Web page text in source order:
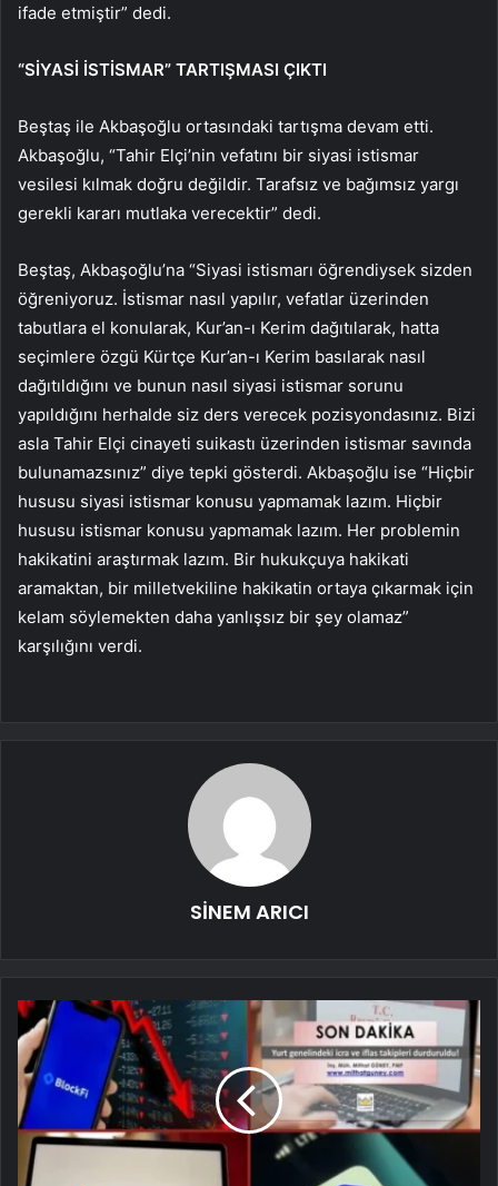
ifade etmiştir” dedi.
“SİYASİ İSTİSMAR” TARTIŞMASI ÇIKTI
Beştaş ile Akbaşoğlu ortasındaki tartışma devam etti.
Akbaşoğlu, “Tahir Elçi’nin vefatını bir siyasi istismar
vesilesi kılmak doğru değildir. Tarafsız ve bağımsız yargı
gerekli kararı mutlaka verecektir” dedi.
Beştaş, Akbaşoğlu’na “Siyasi istismarı öğrendiysek sizden
öğreniyoruz. İstismar nasıl yapılır, vefatlar üzerinden
tabutlara el konularak, Kur’an-ı Kerim dağıtılarak, hatta
seçimlere özgü Kürtçe Kur’an-ı Kerim basılarak nasıl
dağıtıldığını ve bunun nasıl siyasi istismar sorunu
yapıldığını herhalde siz ders verecek pozisyondasınız. Bizi
asla Tahir Elçi cinayeti suikastı üzerinden istismar savında
bulunamazsınız” diye tepki gösterdi. Akbaşoğlu ise “Hiçbir
hususu siyasi istismar konusu yapmamak lazım. Hiçbir
hususu istismar konusu yapmamak lazım. Her problemin
hakikatini araştırmak lazım. Bir hukukçuya hakikati
aramaktan, bir milletvekiline hakikatin ortaya çıkarmak için
kelam söylemekten daha yanlışsız bir şey olamaz”
karşılığını verdi.
SİNEM ARICI